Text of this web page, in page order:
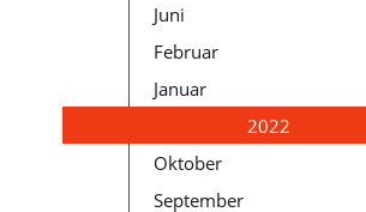
Juni
Februar
Januar
2022
Oktober
September